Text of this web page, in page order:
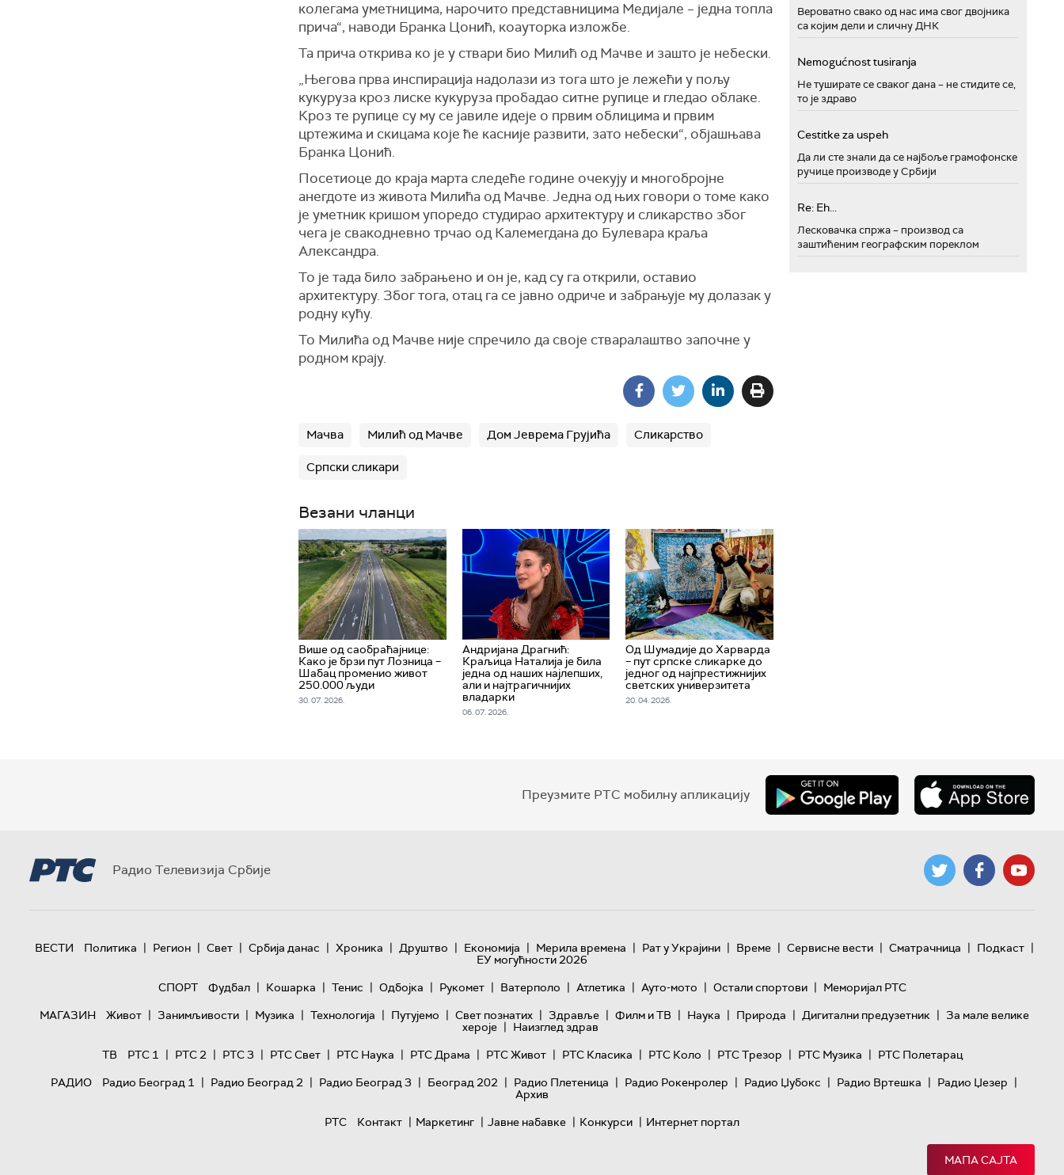
колегама уметницима, нарочито представницима Медијале – једна топла
прича“, наводи Бранка Цонић, коауторка изложбе.
Та прича открива ко је у ствари био Милић од Мачве и зашто је небески.
„Његова прва инспирација надолази из тога што је лежећи у пољу
кукуруза кроз лиске кукуруза пробадао ситне рупице и гледао облаке.
Кроз те рупице су му се јавиле идеје о првим облицима и првим
цртежима и скицама које ће касније развити, зато небески“, објашњава
Бранка Цонић.
Посетиоце до краја марта следеће године очекују и многобројне
анегдоте из живота Милића од Мачве. Једна од њих говори о томе како
је уметник кришом упоредо студирао архитектуру и сликарство због
чега је свакодневно трчао од Калемегдана до Булевара краља
Александра.
То је тада било забрањено и он је, кад су га открили, оставио
архитектуру. Због тога, отац га се јавно одриче и забрањује му долазак у
родну кућу.
То Милића од Мачве није спречило да своје стваралаштво започне у
родном крају.
Мачва Милић од Мачве Дом Јеврема Грујића Сликарство
Српски сликари
Везани чланци
Више од саобраћајнице:
Како је брзи пут Лозница –
Шабац променио живот
250.000 људи
30. 07. 2026.
Андријана Драгнић:
Краљица Наталија је била
једна од наших најлепших,
али и најтрагичнијих
владарки
06. 07. 2026.
Од Шумадије до Харварда
– пут српске сликарке до
једног од најпрестижнијих
светских универзитета
20. 04. 2026.
Вероватно свако од нас има свог двојника
са којим дели и сличну ДНК
Nemogućnost tusiranja
Не туширате се сваког дана – не стидите се,
то је здраво
Cestitke za uspeh
Да ли сте знали да се најбоље грамофонске
ручице производе у Србији
Re: Eh...
Лесковачка спржа – производ са
заштићеним географским пореклом
Преузмите РТС мобилну апликацију
Радио Телевизија Србије
ВЕСТИ Политика | Регион | Свет | Србија данас | Хроника | Друштво | Економија | Мерила времена | Рат у Украјини | Време | Сервисне вести | Сматрачница | Подкаст |
ЕУ могућности 2026
СПОРТ
Фудбал | Кошарка | Тенис | Одбојка | Рукомет | Ватерполо | Атлетика | Ауто-мото | Остали спортови | Меморијал РТС
МАГАЗИН
Живот | Занимљивости | Музика | Технологијa | Путујемо | Свет познатих | Здравље | Филм и ТВ | Наука | Природа | Дигитални предузетник | За мале велике
хероје | Наизглед здрав
ТВ
РТС 1 | РТС 2 | РТС 3 | РТС Свет | РТС Наука | РТС Драма | РТС Живот | РТС Класика | РТС Коло | РТС Трезор | РТС Музика | РТС Полетарац
РАДИО
Радио Београд 1 | Радио Београд 2 | Радио Београд 3 | Београд 202 | Радио Плетеница | Радио Рокенролер | Радио Џубокс | Радио Вртешка | Радио Џезер |
Архив
РТС
Контакт | Маркетинг | Јавне набавке | Конкурси | Интернет портал
МАПА САЈТА